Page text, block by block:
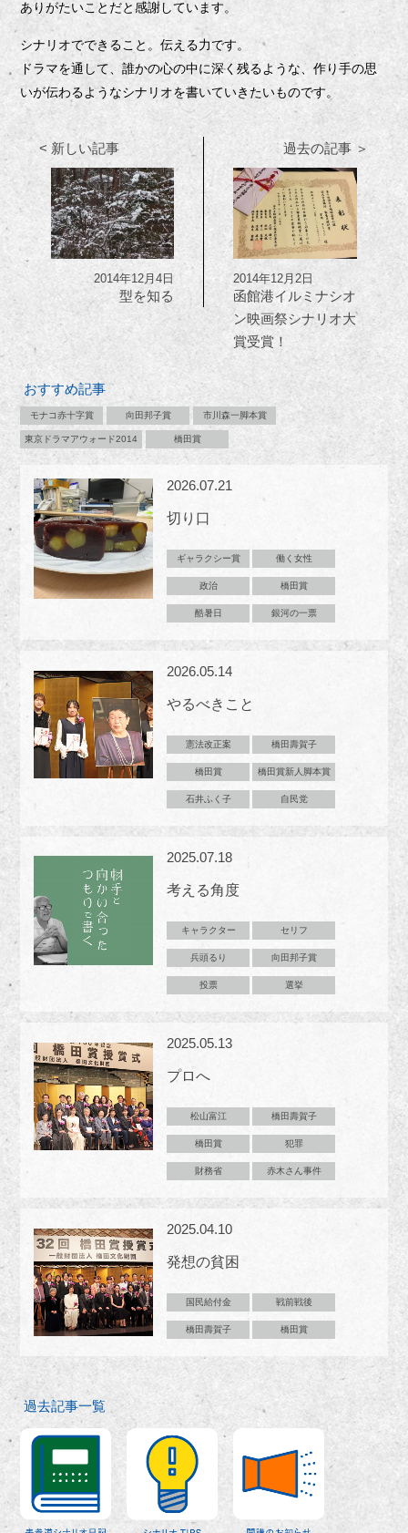
ありがたいことだと感謝しています。
シナリオでできること。伝える力です。
ドラマを通して、誰かの心の中に深く残るような、作り手の思
いが伝わるようなシナリオを書いていきたいものです。
< 新しい記事
2014年12月4日
型を知る
過去の記事 ＞
2014年12月2日
函館港イルミナシオ
ン映画祭シナリオ大
賞受賞！
おすすめ記事
モナコ赤十字賞 向田邦子賞 市川森一脚本賞
東京ドラマアウォード2014 橋田賞
2026.07.21
切り口
ギャラクシー賞 働く女性
政治 橋田賞
酷暑日 銀河の一票
2026.05.14
やるべきこと
憲法改正案 橋田壽賀子
橋田賞 橋田賞新人脚本賞
石井ふく子 自民党
2025.07.18
考える角度
キャラクター セリフ
兵頭るり 向田邦子賞
投票 選挙
2025.05.13
プロへ
松山富江 橋田壽賀子
橋田賞 犯罪
財務省 赤木さん事件
2025.04.10
発想の貧困
国民給付金 戦前戦後
橋田壽賀子 橋田賞
過去記事一覧